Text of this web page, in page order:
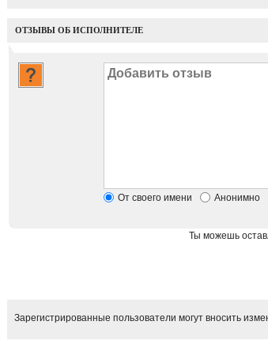
ОТЗЫВЫ ОБ ИСПОЛНИТЕЛЕ
От своего имени Анонимно
Ты можешь
Зарегистрированные пользователи могут вносить